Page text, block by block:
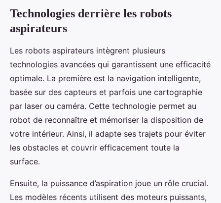
Technologies derrière les robots
aspirateurs
Les robots aspirateurs intègrent plusieurs
technologies avancées qui garantissent une efficacité
optimale. La première est la navigation intelligente,
basée sur des capteurs et parfois une cartographie
par laser ou caméra. Cette technologie permet au
robot de reconnaître et mémoriser la disposition de
votre intérieur. Ainsi, il adapte ses trajets pour éviter
les obstacles et couvrir efficacement toute la
surface.
Ensuite, la puissance d’aspiration joue un rôle crucial.
Les modèles récents utilisent des moteurs puissants,